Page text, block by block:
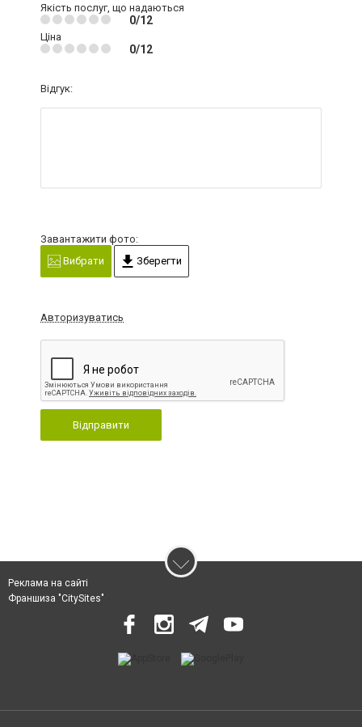
Якість послуг, що надаються
0/12
Ціна
0/12
Відгук:
Завантажити фото:
Вибрати
Зберегти
Авторизуватись
Відправити
Реклама на сайті
Франшиза "CitySites"